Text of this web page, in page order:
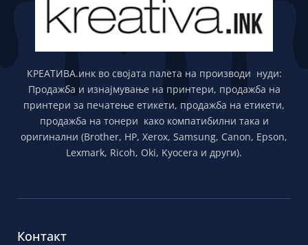
КРЕАТИВА.инк во својата палета на производи нуди:
Продажба и изнајмување на принтери, продажба на
принтери за печатење етикети, продажба на етикети,
продажба на тонери како компатибилни така и
оригинални (Brother, HP, Xerox, Samsung, Canon, Epson,
Lexmark, Ricoh, Oki, Kyocera и други).
Контакт